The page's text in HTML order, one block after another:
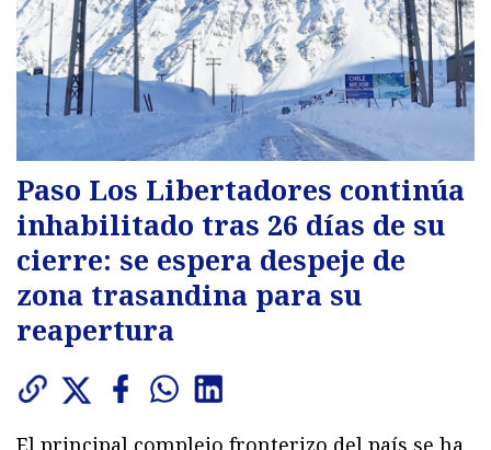
Paso Los Libertadores continúa
inhabilitado tras 26 días de su
cierre: se espera despeje de
zona trasandina para su
reapertura
El principal complejo fronterizo del país se ha